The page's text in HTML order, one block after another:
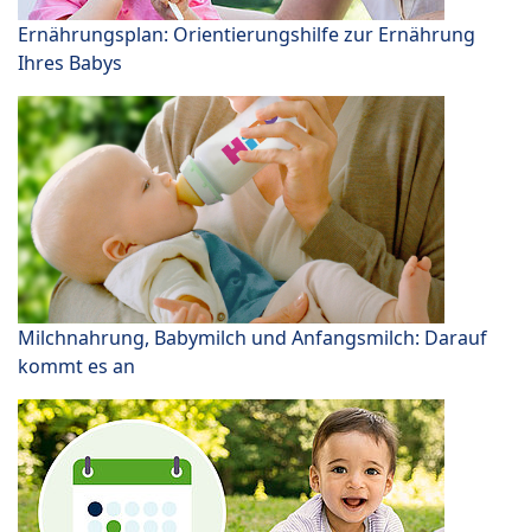
Ernährungsplan: Orientierungshilfe zur Ernährung
Ihres Babys
Milchnahrung, Babymilch und Anfangsmilch: Darauf
kommt es an